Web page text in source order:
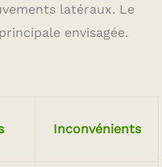
latéraux. Le
envisagée.
Inconvénients